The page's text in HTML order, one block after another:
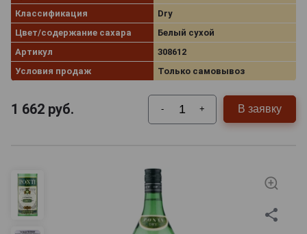
Классификация
Dry
Цвет/содержание сахара
Белый сухой
Артикул
308612
Условия продаж
Только самовывоз
1 662 руб. - + В заявку